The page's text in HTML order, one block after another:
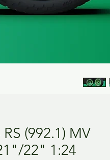
(992.1) MV
22" 1:24